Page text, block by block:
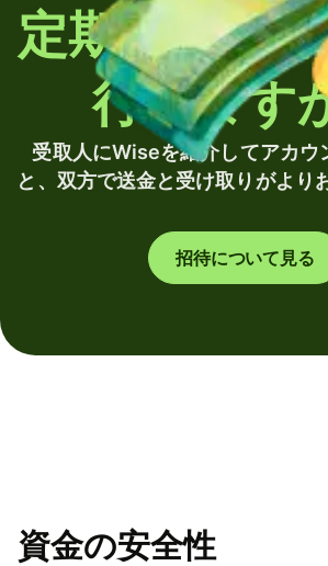
定期的に海
行います
受取人にWiseを紹介してアカウ
と、双方で送金と受け取りがより
招待について見る
資金の安全性